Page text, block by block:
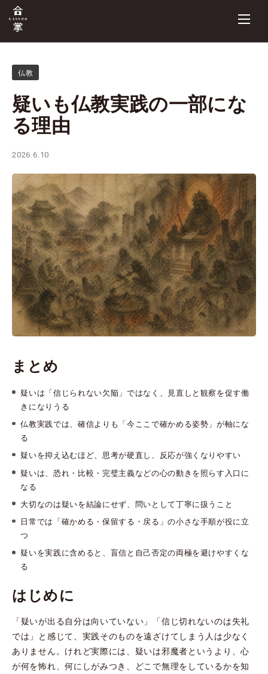
仏教
疑いも仏教実践の一部にな
る理由
2026.6.10
まとめ
疑いは「信じられない欠陥」ではなく、見直しと観察を促す働
きになりうる
仏教実践では、確信よりも「今ここで確かめる姿勢」が軸にな
る
疑いを抑え込むほど、思考が硬直し、反応が強くなりやすい
疑いは、恐れ・比較・完璧主義などの心の動きを照らす入口に
なる
大切なのは疑いを結論にせず、問いとして丁寧に扱うこと
日常では「確かめる・保留する・戻る」の小さな手順が役に立
つ
疑いを実践に含めると、盲信と自己否定の両極を避けやすくな
る
はじめに
「疑いが出る自分は向いていない」「信じ切れないのは失礼
では」と感じて、実践そのものを遠ざけてしまう人は少なく
ありません。けれど実際には、疑いは邪魔者というより、心
が何を怖れ、何にしがみつき、どこで無理をしているかを知